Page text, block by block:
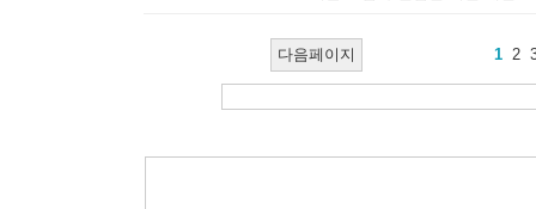
다음페이지 1 2